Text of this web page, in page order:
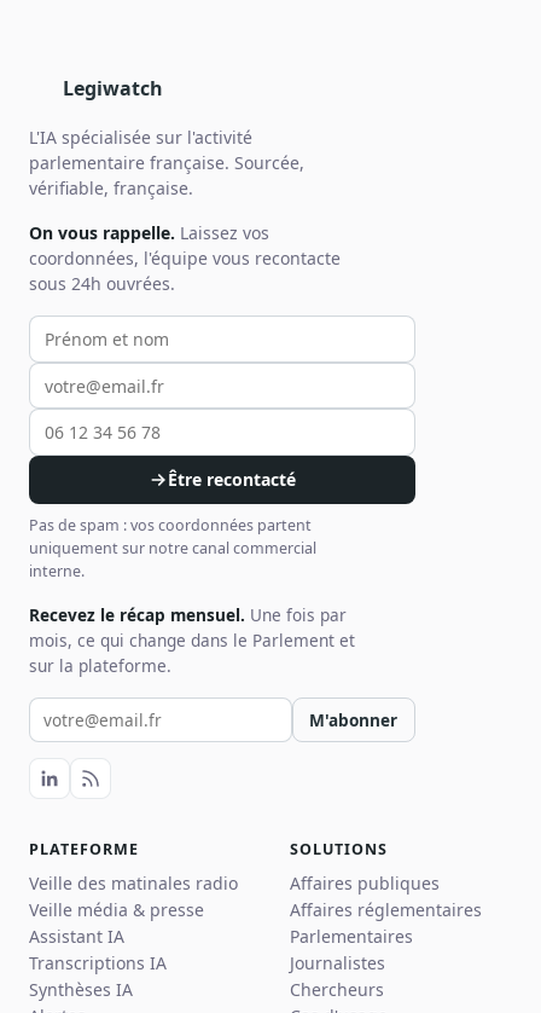
Legiwatch
L'IA spécialisée sur l'activité
parlementaire française. Sourcée,
vérifiable, française.
On vous rappelle. Laissez vos
coordonnées, l'équipe vous recontacte
sous 24h ouvrées.
Votre prénom et nom
Votre email
Votre téléphone
Être recontacté
Pas de spam : vos coordonnées partent
uniquement sur notre canal commercial
interne.
Recevez le récap mensuel. Une fois par
mois, ce qui change dans le Parlement et
sur la plateforme.
Votre email pour la newsletter
M'abonner
PLATEFORME
Veille des matinales radio
Veille média & presse
Assistant IA
Transcriptions IA
Synthèses IA
SOLUTIONS
Affaires publiques
Affaires réglementaires
Parlementaires
Journalistes
Chercheurs